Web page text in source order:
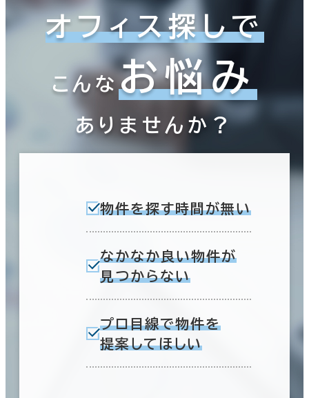
オフィス探しで
こんなお悩み
ありませんか？
物件を探す時間が無い
なかなか良い物件が
見つからない
プロ目線で物件を
提案してほしい